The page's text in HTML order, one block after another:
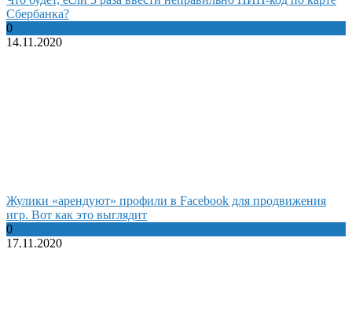
Сбербанка?
0
14.11.2020
Жулики «арендуют» профили в Facebook для продвижения
игр. Вот как это выглядит
0
17.11.2020